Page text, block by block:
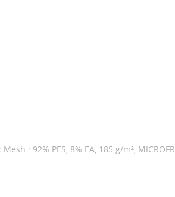
: 92% PES, 8% EA, 185 g/m²,